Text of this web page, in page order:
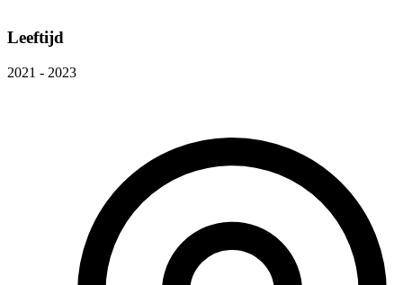
Leeftijd
2021 - 2023